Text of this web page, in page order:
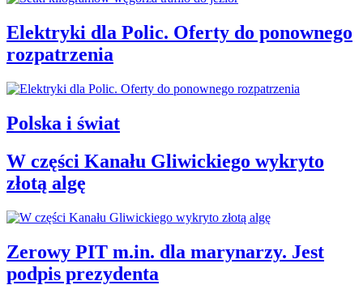
Elektryki dla Polic. Oferty do ponownego
rozpatrzenia
Polska i świat
W części Kanału Gliwickiego wykryto
złotą algę
Zerowy PIT m.in. dla marynarzy. Jest
podpis prezydenta